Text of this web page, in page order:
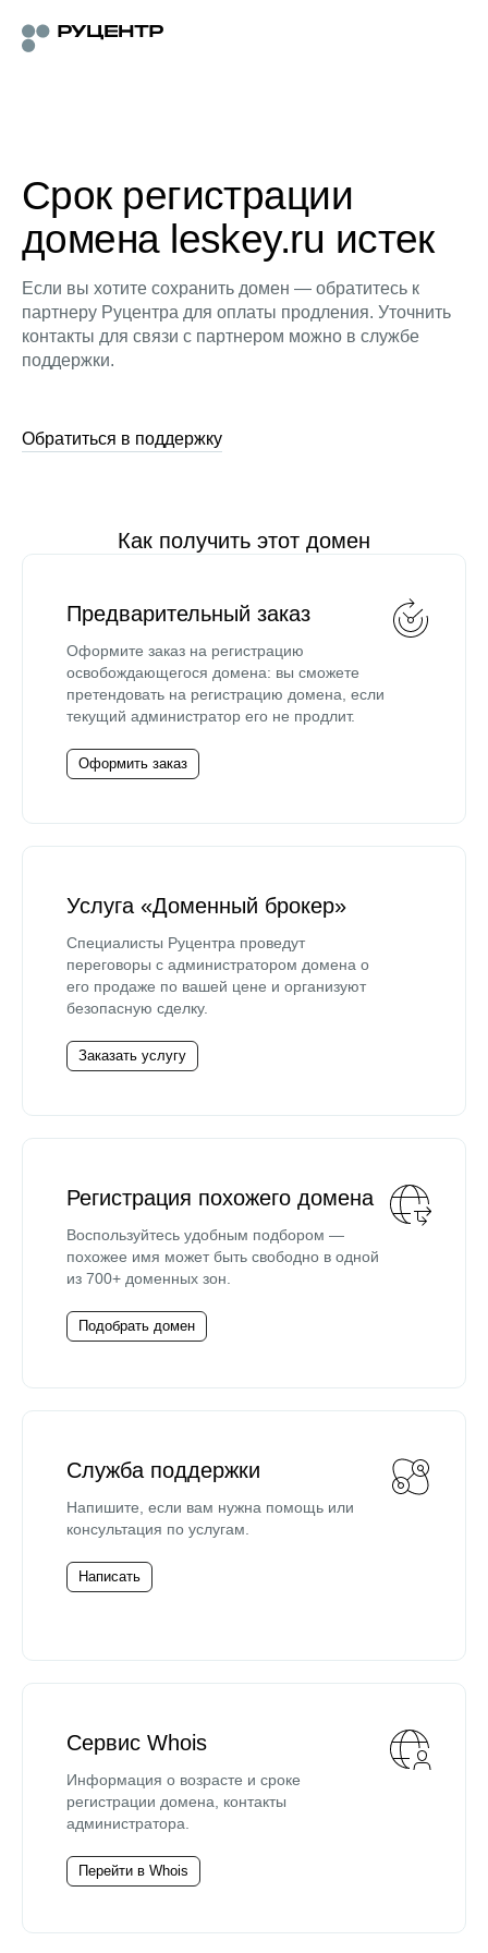
Срок регистрации
домена leskey.ru истек
Если вы хотите сохранить домен — обратитесь к
партнеру Руцентра для оплаты продления. Уточнить
контакты для связи с партнером можно в службе
поддержки.
Обратиться в поддержку
Как получить этот домен
Предварительный заказ
Оформите заказ на регистрацию
освобождающегося домена: вы сможете
претендовать на регистрацию домена, если
текущий администратор его не продлит.
Оформить заказ
Услуга «Доменный брокер»
Специалисты Руцентра проведут
переговоры с администратором домена о
его продаже по вашей цене и организуют
безопасную сделку.
Заказать услугу
Регистрация похожего домена
Воспользуйтесь удобным подбором —
похожее имя может быть свободно в одной
из 700+ доменных зон.
Подобрать домен
Служба поддержки
Напишите, если вам нужна помощь или
консультация по услугам.
Написать
Сервис Whois
Информация о возрасте и сроке
регистрации домена, контакты
администратора.
Перейти в Whois